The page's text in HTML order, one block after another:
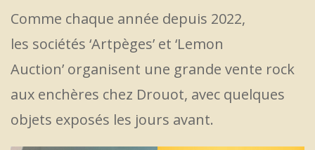
Comme chaque année depuis 2022,
les sociétés ‘Artpèges’ et ‘Lemon
Auction’ organisent une grande vente rock
aux enchères chez Drouot, avec quelques
objets exposés les jours avant.